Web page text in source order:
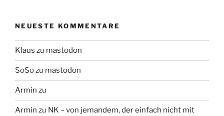
NEUESTE KOMMENTARE
Klaus zu mastodon
SoSozu mastodon
Armin zu
Armin zu NK – von jemandem, der einfach nicht mit